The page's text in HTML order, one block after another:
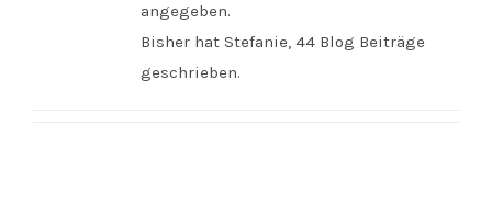
angegeben.
Bisher hat Stefanie, 44 Blog Beiträge
geschrieben.